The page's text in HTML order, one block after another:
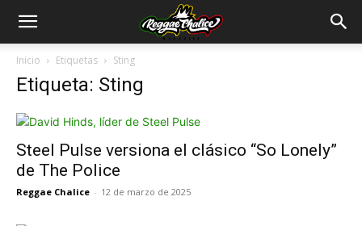
Inicio Etiquetas Sting
Etiqueta: Sting
Steel Pulse versiona el clásico “So Lonely”
de The Police
Reggae Chalice - 12 de marzo de 2025